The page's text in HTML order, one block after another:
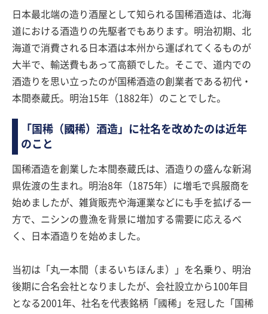
日本最北端の造り酒屋として知られる国稀酒造は、北海
道における酒造りの先駆者でもあります。明治初期、北
海道で消費される日本酒は本州から運ばれてくるものが
大半で、輸送費もあって高額でした。そこで、道内での
酒造りを思い立ったのが国稀酒造の創業者である初代・
本間泰蔵氏。明治15年（1882年）のことでした。
「国稀（國稀）酒造」に社名を改めたのは近年
のこと
国稀酒造を創業した本間泰蔵氏は、酒造りの盛んな新潟
県佐渡の生まれ。明治8年（1875年）に増毛で呉服商を
始めましたが、雑貨販売や海運業などにも手を拡げる一
方で、ニシンの豊漁を背景に増加する需要に応えるべ
く、日本酒造りを始めました。
当初は「丸一本間（まるいちほんま）」を名乗り、明治
後期に合名会社となりましたが、会社設立から100年目
となる2001年、社名を代表銘柄「國稀」を冠した「国稀